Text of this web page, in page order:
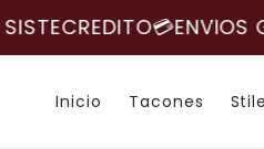
A TODO EL
Inicio Tacones